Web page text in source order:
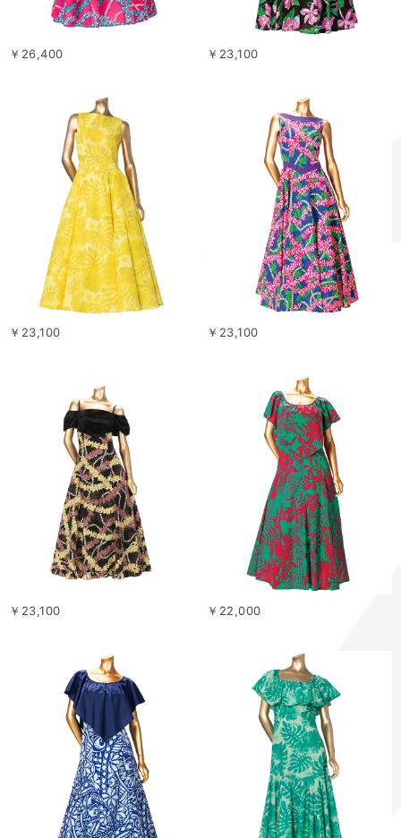
￥26,400 ￥23,100
￥23,100 ￥23,100
￥23,100 ￥22,000